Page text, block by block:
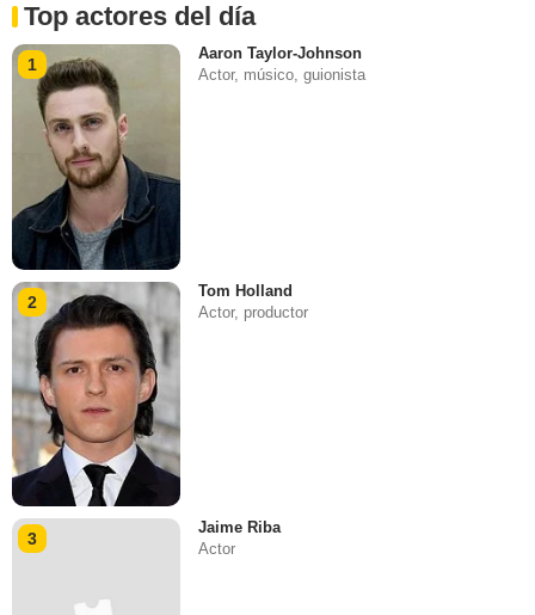
Top actores del día
1
Aaron Taylor-Johnson
Actor, músico, guionista
2
Tom Holland
Actor, productor
3
Jaime Riba
Actor